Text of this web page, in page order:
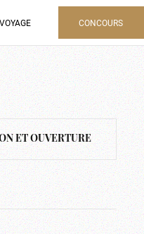
VOYAGE CONCOURS
ET OUVERTURE